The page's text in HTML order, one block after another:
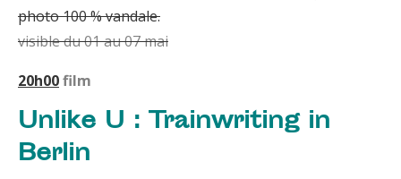
photo 100 % vandale.
visible du 01 au 07 mai
20h00film
Unlike U : Trainwriting in
Berlin